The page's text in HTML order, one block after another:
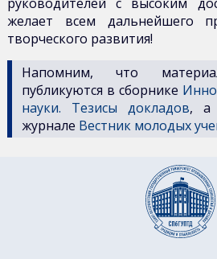
руководителей с высоким
желает всем дальнейшего
творческого развития!
Напомним, что
публикуются в сборнике
науки. Тезисы докладов, а
журнале Вестник молодых